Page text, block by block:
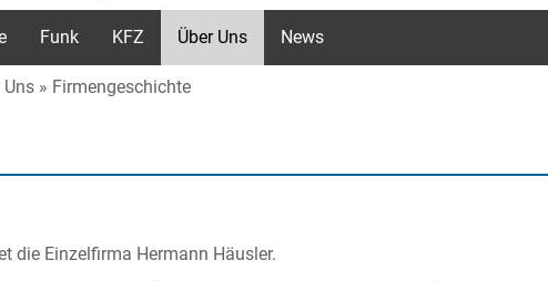
Funk KFZ Über Uns News
Uns Firmengeschichte
die Einzelfirma Hermann Häusler.